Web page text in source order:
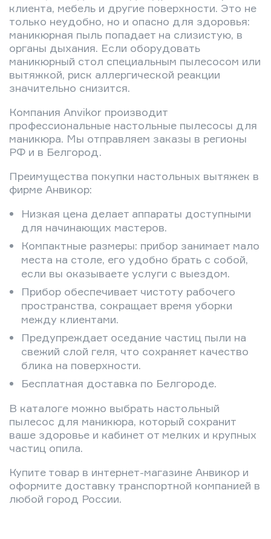
клиента, мебель и другие поверхности. Это не
только неудобно, но и опасно для здоровья:
маникюрная пыль попадает на слизистую, в
органы дыхания. Если оборудовать
маникюрный стол специальным пылесосом или
вытяжкой, риск аллергической реакции
значительно снизится.
Компания Anvikor производит
профессиональные настольные пылесосы для
маникюра. Мы отправляем заказы в регионы
РФ и в Белгород.
Преимущества покупки настольных вытяжек в
фирме Анвикор:
Низкая цена делает аппараты доступными
для начинающих мастеров.
Компактные размеры: прибор занимает мало
места на столе, его удобно брать с собой,
если вы оказываете услуги с выездом.
Прибор обеспечивает чистоту рабочего
пространства, сокращает время уборки
между клиентами.
Предупреждает оседание частиц пыли на
свежий слой геля, что сохраняет качество
блика на поверхности.
Бесплатная доставка по Белгороде.
В каталоге можно выбрать настольный
пылесос для маникюра, который сохранит
ваше здоровье и кабинет от мелких и крупных
частиц опила.
Купите товар в интернет-магазине Анвикор и
оформите доставку транспортной компанией в
любой город России.